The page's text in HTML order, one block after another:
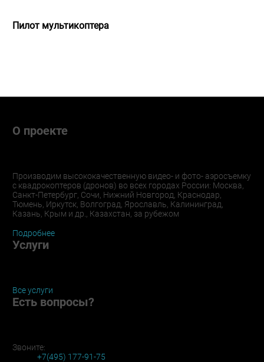
Пилот мультикоптера
О проекте
Производим высококачественную видео- и фото- аэросъемку
с квадрокоптеров (дронов) во всех городах России: Москва,
Санкт-Петербург, Сочи, Нижний Новгород, Краснодар,
Тюмень, Иркутск, Волгоград, Ярославль, Калининград,
Казань, Крым и др., Казахстан, за рубежом
Подробнее
Услуги
Все услуги
Есть вопросы?
Звоните:
+7(495) 177-91-75